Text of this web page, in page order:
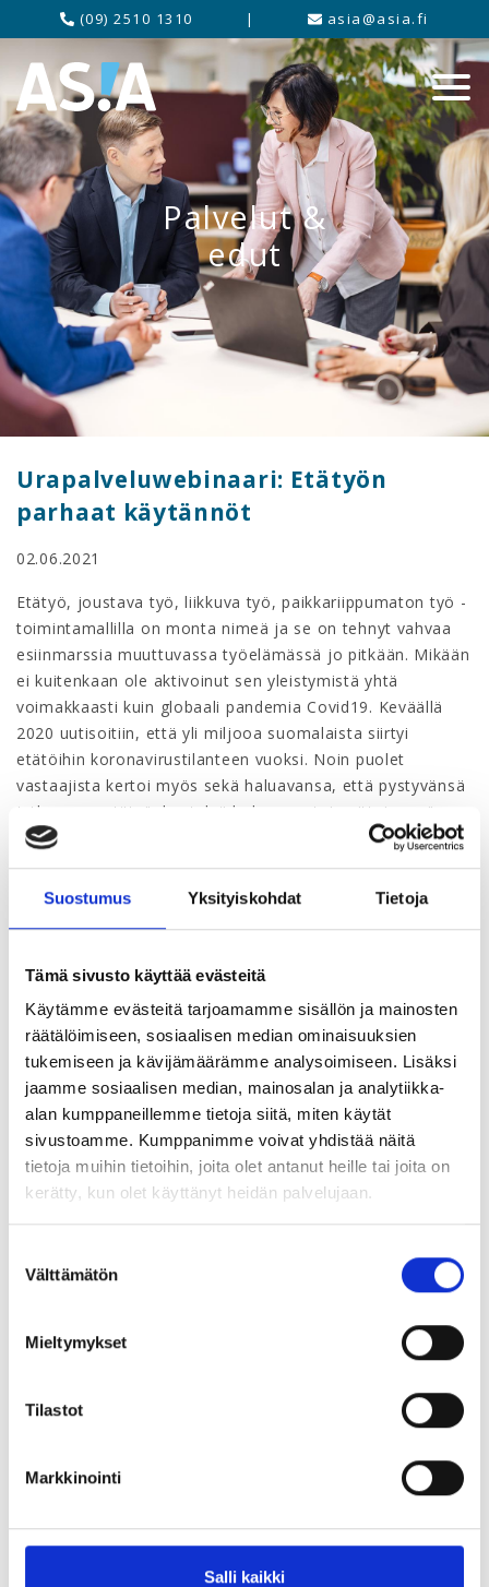
Suostumus Yksityiskohdat Tietoja
Tämä sivusto käyttää evästeitä
Käytämme evästeitä tarjoamamme sisällön ja mainosten
räätälöimiseen, sosiaalisen median ominaisuuksien
tukemiseen ja kävijämäärämme analysoimiseen. Lisäksi
jaamme sosiaalisen median, mainosalan ja analytiikka-
alan kumppaneillemme tietoja siitä, miten käytät
sivustoamme. Kumppanimme voivat yhdistää näitä
tietoja muihin tietoihin, joita olet antanut heille tai joita on
kerätty, kun olet käyttänyt heidän palvelujaan.
valinta
Välttämätön
Mieltymykset
Tilastot
Markkinointi
Salli kaikki
(09) 2510 1310 | asia@asia.fi
Palvelut &
edut
Urapalveluwebinaari: Etätyön
parhaat käytännöt
02.06.2021
Etätyö, joustava työ, liikkuva työ, paikkariippumaton työ -
toimintamallilla on monta nimeä ja se on tehnyt vahvaa
esiinmarssia muuttuvassa työelämässä jo pitkään. Mikään
ei kuitenkaan ole aktivoinut sen yleistymistä yhtä
voimakkaasti kuin globaali pandemia Covid19. Keväällä
2020 uutisoitiin, että yli miljooa suomalaista siirtyi
etätöihin koronavirustilanteen vuoksi. Noin puolet
vastaajista kertoi myös sekä haluavansa, että pystyvänsä
jatkamaan etätyöskentelyä kokonaan tai osittain myös
jatkossa. Osalle yrityksistä ja työntekijöistä
paikkariippumaton työ on ollut mahdollista ja käytössä jo
pitkään, mutta tässä mittakaavassa sen hyödyntäminen
jäädäkseen ja tulevaisuudessa paikkariippumaton työ
enemmänkin itsestään selvyytenä kuin “työsuhde-etuna”.
Tässä webinaarissa keskustelemme siitä, mistä
elementeistä koostuu sujuva etätyöarki ja millaisia
keinoja yritykset ovat ottaneet käyttöön etätyön
tukemisessa. Lisäksi pohditaan mitä mahdolliset
sudenkuopat ovat ja miten niitä voidaan välttää.
Tämä webinaari sopii sinulle jos:
tiimille
Toimit tiimissä, jossa tehdään osittain etätyötä ja
Teet (osittain) etätöitä ja kaipaat käytännön
Toimit työntekijäkokemuksen parissa ja mietit miten
Ilmoittaudu Urapalvelut-sivuston kautta